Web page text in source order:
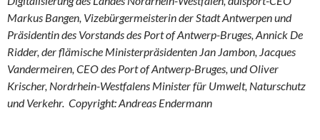
Markus Bangen, Vizebürgermeisterin der Stadt Antwerpen und
Präsidentin des Vorstands des Port of Antwerp-Bruges, Annick De
Ridder, der flämische Ministerpräsidenten Jan Jambon, Jacques
Vandermeiren, CEO des Port of Antwerp-Bruges, und Oliver
Krischer, Nordrhein-Westfalens Minister für Umwelt, Naturschutz
und Verkehr. ​ Copyright: Andreas Endermann